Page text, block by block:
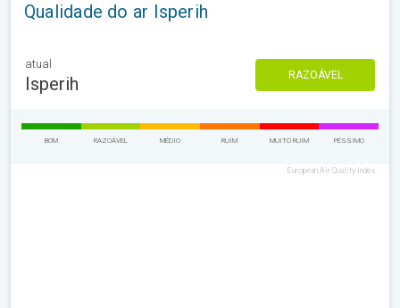
Qualidade do ar Isperih
atual
Isperih RAZOÁVEL
BOM RAZOÁVEL MÉDIO RUIM MUITO RUIM PÉSSIMO
European Air Quality Index